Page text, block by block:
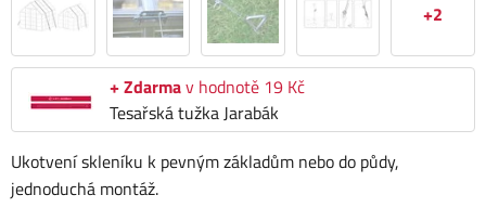
+2
+ Zdarmav hodnotě 19 Kč
Tesařská tužka Jarabák
Ukotvení skleníku k pevným základům nebo do půdy,
jednoduchá montáž.